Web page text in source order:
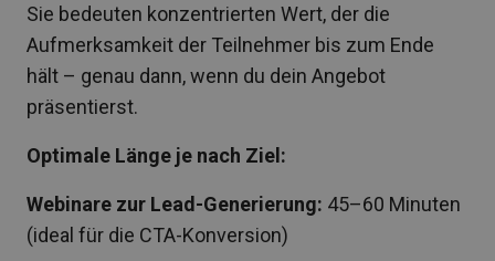
Sie bedeuten konzentrierten Wert, der die
Aufmerksamkeit der Teilnehmer bis zum Ende
hält – genau dann, wenn du dein Angebot
präsentierst.
Optimale Länge je nach Ziel:
Webinare zur Lead-Generierung: 45–60 Minuten
(ideal für die CTA-Konversion)